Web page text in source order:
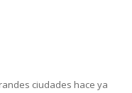
ciudades hace ya